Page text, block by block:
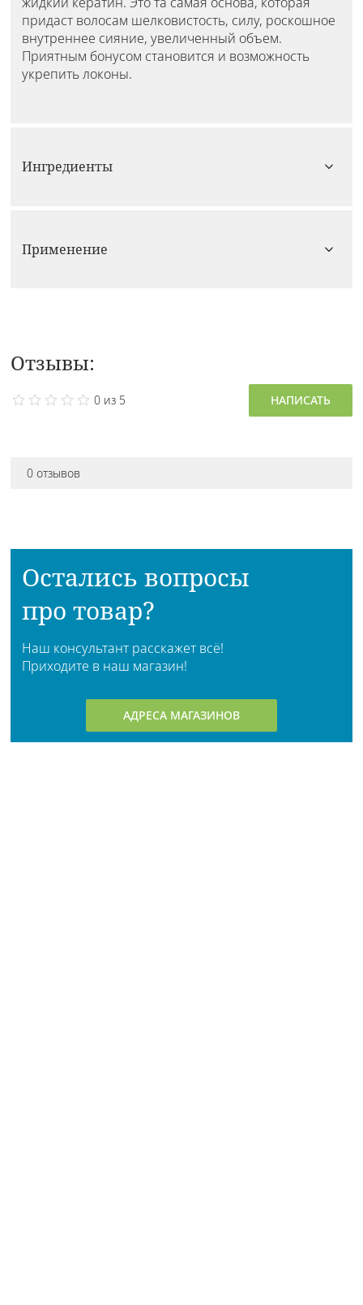
придаст волосам шелковистость, силу, роскошное
внутреннее сияние, увеличенный объем.
Приятным бонусом становится и возможность
укрепить локоны.
Ингредиенты
Применение
Отзывы:
0 из 5 НАПИСАТЬ
0 отзывов
Остались вопросы
про товар?
Наш консультант расскажет всё!
Приходите в наш магазин!
АДРЕСА МАГАЗИНОВ